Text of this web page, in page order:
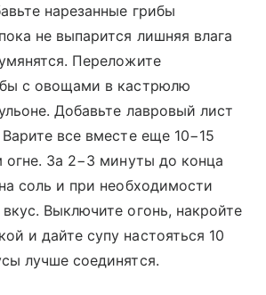
нарезанные грибы
не выпарится лишняя влага
Переложите
с овощами в кастрюлю
Добавьте лавровый лист
все вместе еще 10−15
огне. За 2−3 минуты до конца
соль и при необходимости
Выключите огонь, накройте
и дайте супу настояться 10
лучше соединятся.